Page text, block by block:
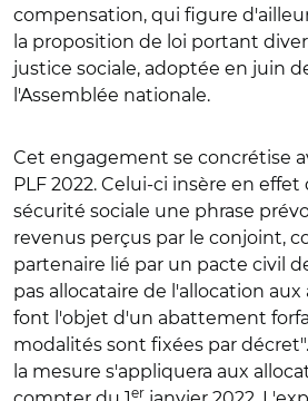
compensation, qui figure
la proposition de loi portant
justice sociale, adoptée en juin
l'Assemblée nationale.
Cet engagement se concrétise
PLF 2022. Celui-ci insère en effet
sécurité sociale une phrase
revenus perçus par le conjoint,
partenaire lié par un pacte civil
pas allocataire de l'allocation
font l'objet d'un abattement
modalités sont fixées par
la mesure s'appliquera aux
er